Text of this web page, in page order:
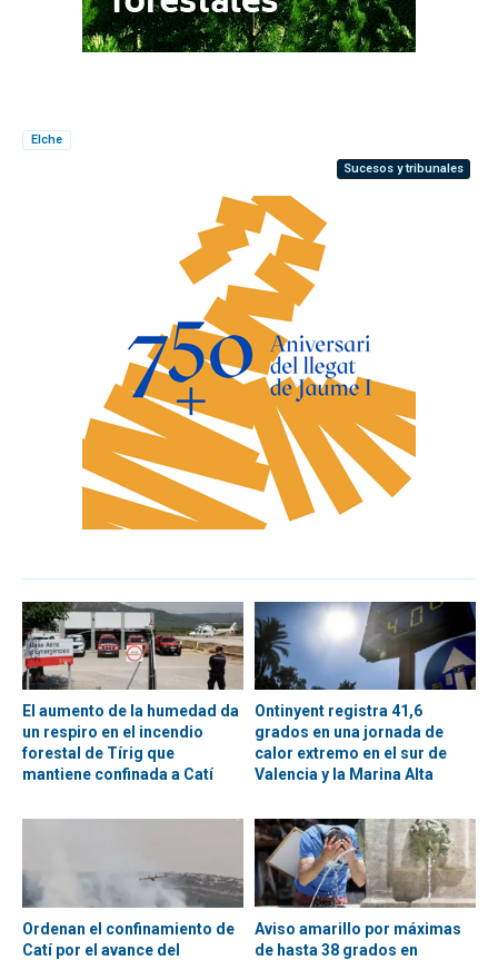
Elche
Sucesos y tribunales
El aumento de la humedad da
un respiro en el incendio
forestal de Tírig que
mantiene confinada a Catí
Ontinyent registra 41,6
grados en una jornada de
calor extremo en el sur de
Valencia y la Marina Alta
Ordenan el confinamiento de
Catí por el avance del
Aviso amarillo por máximas
de hasta 38 grados en